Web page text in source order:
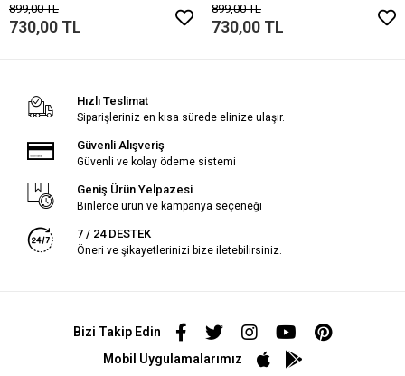
899,00 TL
730,00 TL
899,00 TL
730,00 TL
Hızlı Teslimat
Siparişleriniz en kısa sürede elinize ulaşır.
Güvenli Alışveriş
Güvenli ve kolay ödeme sistemi
Geniş Ürün Yelpazesi
Binlerce ürün ve kampanya seçeneği
7 / 24 DESTEK
Öneri ve şikayetlerinizi bize iletebilirsiniz.
Bizi Takip Edin
Mobil Uygulamalarımız